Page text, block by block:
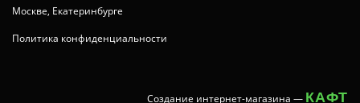
Москве, Екатеринбурге
Политика конфиденциальности
Создание интернет-магазина — КАФТ